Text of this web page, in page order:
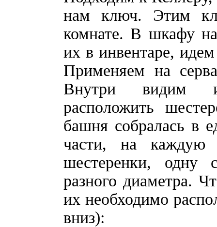
нам ключ. Этим
комнате. В шкафу
их в инвентаре,
Применяем на
Внутри видим
расположить
башня собралась в
части, на каждую
шестеренки, одну
разного диаметра.
их необходимо
вниз):